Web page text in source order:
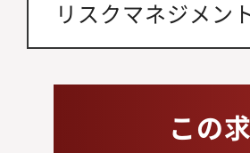
リスクマネジメン
この